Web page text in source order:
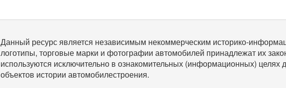
Данный ресурс является независимым некоммерческим историко-
логотипы, торговые марки и фотографии автомобилей принадлежат их
используются исключительно в ознакомительных (информационных) целях
объектов истории автомобилестроения.